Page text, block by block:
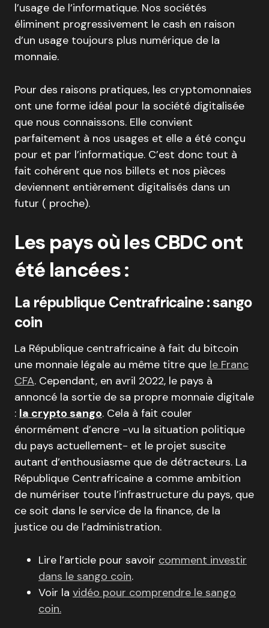
l’usage de l’informatique. Nos sociétés
éliminent progressivement le cash en raison
d’un usage toujours plus numérique de la
monnaie.
Pour des raisons pratiques, les cryptomonnaies
ont une forme idéal pour la société digitalisée
que nous connaissons. Elle convient
parfaitement à nos usages et elle a été conçu
pour et par l’informatique. C’est donc tout à
fait cohérent que nos billets et nos pièces
deviennent entièrement digitalisés dans un
futur ( proche).
Les pays où les CBDC ont
été lancées :
La république Centrafricaine : sango
coin
La République centrafricaine à fait du bitcoin
une monnaie légale au même titre que le Franc
CFA. Cependant, en avril 2022, le pays à
annoncé la sortie de sa propre monnaie digitale
: la crypto sango. Cela à fait couler
énormément d’encre -vu la situation politique
du pays actuellement- et le projet suscite
autant d’enthousiasme que de détracteurs. La
République Centrafricaine a comme ambition
de numériser toute l’infrastructure du pays, que
ce soit dans le service de la finance, de la
justice ou de l’administration.
Lire l’article pour savoir comment investir
dans le sango coin.
Voir la vidéo pour comprendre le sango
coin.